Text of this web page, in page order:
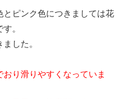
ピンク色につきましては花
。
した。
り滑りやすくなっていま